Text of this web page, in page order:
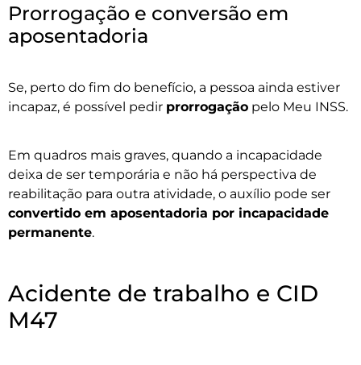
Prorrogação e conversão em
aposentadoria
Se, perto do fim do benefício, a pessoa ainda estiver
incapaz, é possível pedir prorrogação pelo Meu INSS.
Em quadros mais graves, quando a incapacidade
deixa de ser temporária e não há perspectiva de
reabilitação para outra atividade, o auxílio pode ser
convertido em aposentadoria por incapacidade
permanente.
Acidente de trabalho e CID
M47